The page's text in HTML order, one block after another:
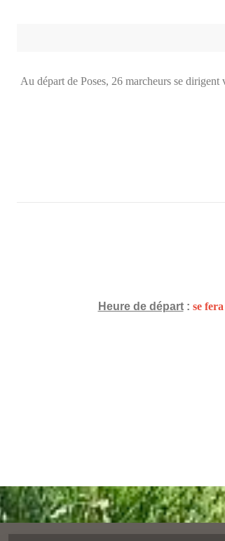
Au départ de Poses, 26 marcheurs se
Heure de départ: se